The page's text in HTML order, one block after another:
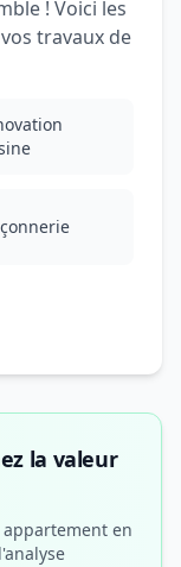
! Voici les
travaux de
la valeur
en